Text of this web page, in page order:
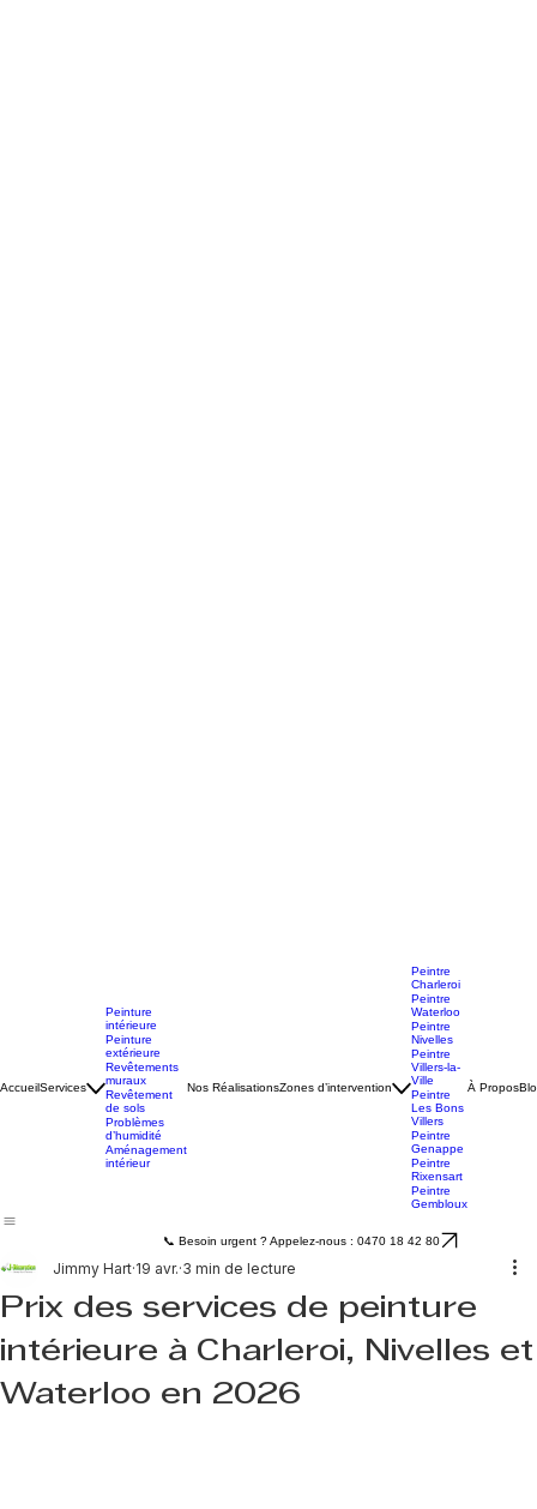
Peinture
intérieure
Peinture
extérieure
Revêtements
muraux
Revêtement
de sols
Problèmes
d’humidité
Peintre
Charleroi
Peintre
Waterloo
Peintre
Nivelles
Peintre
Villers-la-
Ville
Peintre
Les Bons
Villers
Peintre
Genappe
Peintre
Rixensart
Gembloux
📞 Besoin urgent ? Appelez-nous : 0470 18 42 80
Prix des services de peinture
intérieure à Charleroi, Nivelles et
Jimmy Hart 19 avr. 3 min de lecture